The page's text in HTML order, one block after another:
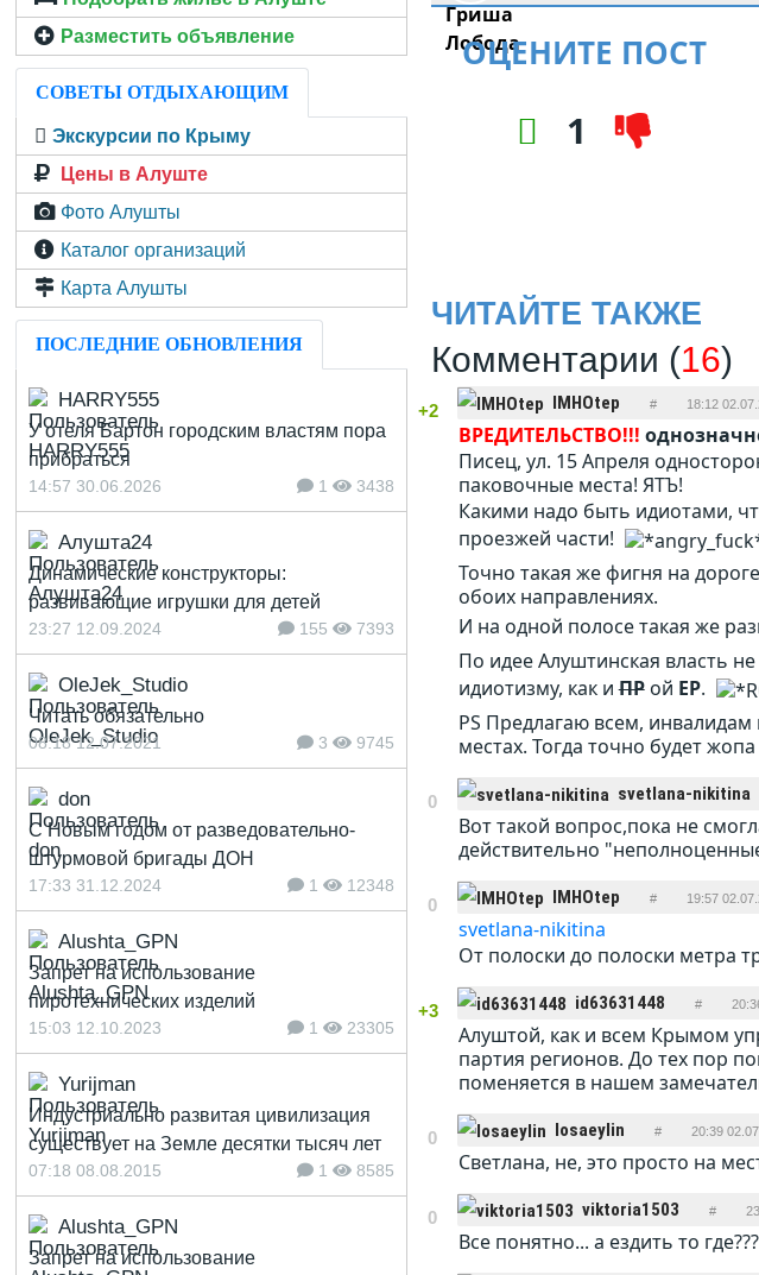
ОЦЕНИТЕ ПОСТ
1
ЧИТАЙТЕ ТАКЖЕ
Комментарии (16)
+2 IMHOtep # 18:12
ВРЕДИТЕЛЬСТВО!!!
Писец, ул. 15 Апреля
паковочные места! ЯТЪ!
Какими надо быть идиотами,
проезжей части!
Точно такая же фигня на
обоих направлениях.
И на одной полосе такая же
По идее Алуштинская власть
идиотизму, как иПРой ЕР.
PS Предлагаю всем, инвалидам
местах. Тогда точно будет
0 svetlana-nikitina
Вот такой вопрос,пока не
действительно
0 IMHOtep # 19:57
svetlana-nikitina
От полоски до полоски метра
+3 id63631448 #
Алуштой, как и всем Крымом
партия регионов. До тех пор
поменяется в нашем
0 losaeylin # 20:39
Светлана, не, это просто на
0 viktoria1503 #
Все понятно... а ездить то где???
Разместить объявление
СОВЕТЫ ОТДЫХАЮЩИМ
Экскурсии по Крыму
Цены в Алуште
Фото Алушты
Каталог организаций
Карта Алушты
ПОСЛЕДНИЕ ОБНОВЛЕНИЯ
HARRY555
У отеля Бартон городским властям пора
прибраться
14:57 30.06.2026 1 3438
Алушта24
Динамические конструкторы:
развивающие игрушки для детей
23:27 12.09.2024 155 7393
OleJek_Studio
Читать обязательно
08:18 12.07.2021 3 9745
don
С Новым годом от разведовательно-
штурмовой бригады ДОН
17:33 31.12.2024 1 12348
Alushta_GPN
Запрет на использование
пиротехнических изделий
15:03 12.10.2023 1 23305
Yurijman
Индустриально развитая цивилизация
существует на Земле десятки тысяч лет
07:18 08.08.2015 1 8585
Alushta_GPN
Запрет на использование